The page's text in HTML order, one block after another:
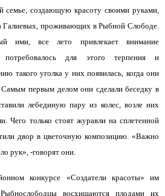
семье, создающую красоту своими руками,
Галиевых, проживающих в Рыбной Слободе.
ими, все лето привлекает внимание
потребовалось для этого терпения и
такого уголка у них появилась, когда они
первым делом они сделали беседку в
лебединую пару из колес, возле них
Чего только стоят журавли на сплетенной
двор в цветочную композицию. «Важно
рук», -говорят они.
конкурсе «Создатели красоты» им
восхищаются плодами их